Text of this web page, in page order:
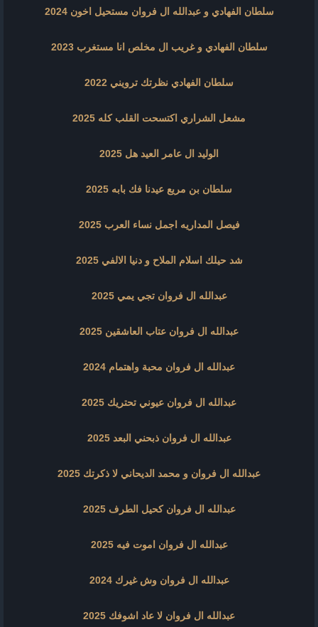
سلطان الفهادي و عبدالله ال فروان مستحيل اخون 2024
سلطان الفهادي و غريب ال مخلص انا مستغرب 2023
سلطان الفهادي نظرتك ترويني 2022
مشعل الشراري اكتسحت القلب كله 2025
الوليد ال عامر العيد هل 2025
سلطان بن مريع عيدنا فك بابه 2025
فيصل المداريه اجمل نساء العرب 2025
شد حيلك اسلام الملاح و دنيا الالفي 2025
عبدالله ال فروان تجي يمي 2025
عبدالله ال فروان عتاب العاشقين 2025
عبدالله ال فروان محبة واهتمام 2024
عبدالله ال فروان عيوني تحتريك 2025
عبدالله ال فروان ذبحني البعد 2025
عبدالله ال فروان و محمد الديحاني لا ذكرتك 2025
عبدالله ال فروان كحيل الطرف 2025
عبدالله ال فروان اموت فيه 2025
عبدالله ال فروان وش غيرك 2024
عبدالله ال فروان لا عاد اشوفك 2025